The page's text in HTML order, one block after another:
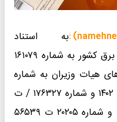
به استناد
قانون مانع زدایی از توسعه صنعت برق کشور به شماره ۱۶۱۰۷۹
۱۴۰۱ و مصوبه‌های هیات وزیران به شماره
۵۰۰۵۸ ت ۶۱۲۴۰ هـ مورخ ۲۴ خرداد ۱۴۰۲ و شماره ۱۷۶۳۲۷ / ت
۵۵۸۳۰هـ مورخ ۲۷ اسفندماه ۱۳۹۷ و شماره ۲۰۲۰۵ ت ۵۶۵۳۹